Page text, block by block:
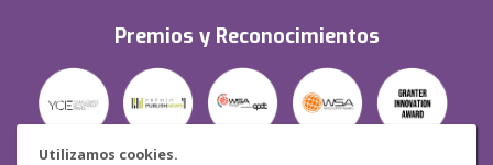
Utilizamos cookies.
Premios y Reconocimientos